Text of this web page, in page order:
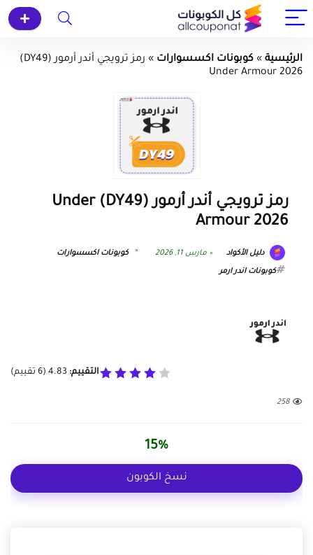
الرئيسية » كوبونات اكسسوارات »
رمز ترويجي أندر أرمور (DY49)
Under Armour 2026
رمز ترويجي أندر أرمور (DY49) Under
Armour 2026
دليل الأكواد مارس 11, 2026 كوبونات اكسسوارات
كوبونات اندر ارمر
التقييم: 4.83
(
6 تقييم)
258
15%
نسخ الكوبون